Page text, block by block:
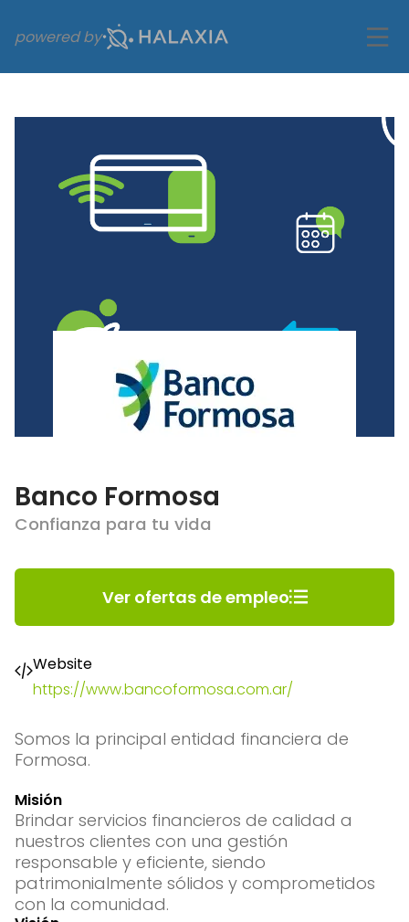
powered by
Somos la principal entidad financiera de
Formosa.
Misión
Brindar servicios financieros de calidad a
nuestros clientes con una gestión
responsable y eficiente, siendo
patrimonialmente sólidos y comprometidos
con la comunidad.
Banco Formosa
Confianza para tu vida
Ver ofertas de empleo
Website
https://www.bancoformosa.com.ar/